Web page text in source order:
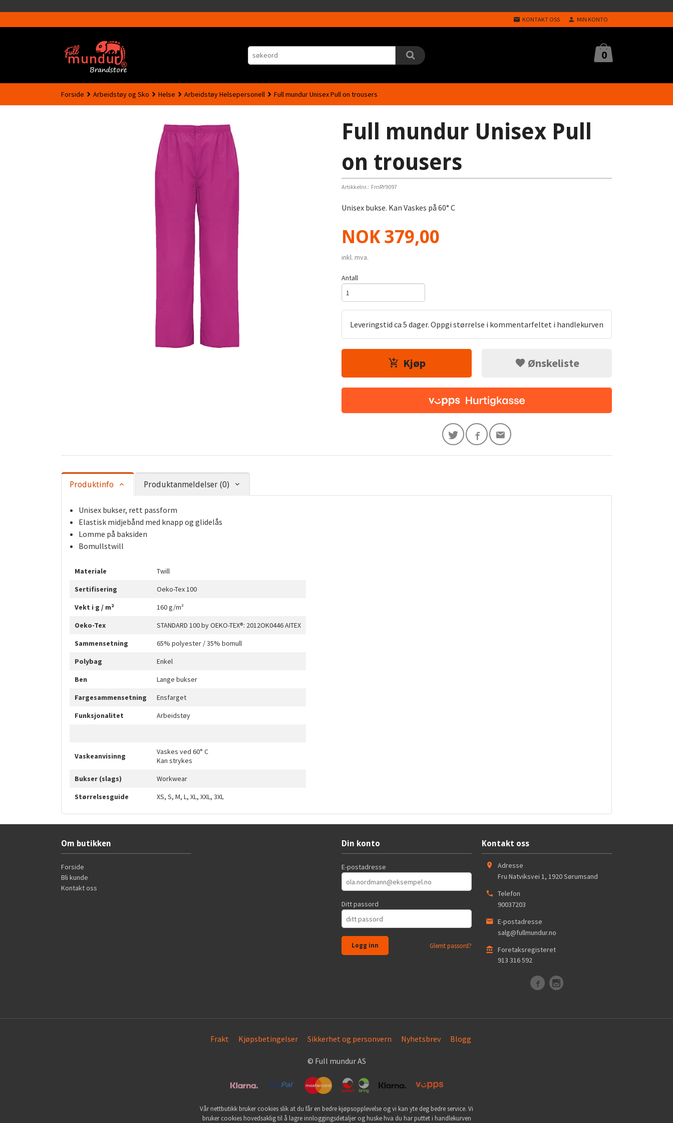
innholdet
KONTAKT OSS MIN KONTO
0
Forside Arbeidstøy og Sko Helse Arbeidstøy Helsepersonell Full mundur Unisex Pull on trousers
Full mundur Unisex Pull
on trousers
Artikkelnr.: FmRY9097
Unisex bukse. Kan Vaskes på 60° C
Pris
NOK379,00
inkl. mva.
Antall
Leveringstid ca 5 dager. Oppgi størrelse i kommentarfeltet i handlekurven
Kjøp Ønskeliste
Produktinfo Produktanmeldelser (0)
Unisex bukser, rett passform
Elastisk midjebånd med knapp og glidelås
Lomme på baksiden
Bomullstwill
Materiale
Twill
Sertifisering
Oeko-Tex 100
Vekt i g / m²
160 g/m²
Oeko-Tex
STANDARD 100 by OEKO-TEX®: 2012OK0446 AITEX
Sammensetning
65% polyester / 35% bomull
Polybag
Enkel
Ben
Lange bukser
Fargesammensetning
Ensfarget
Funksjonalitet
Arbeidstøy
Vaskeanvisinng
Vaskes ved 60° C
Kan strykes
Bukser (slags)
Workwear
Størrelsesguide
XS, S, M, L, XL, XXL, 3XL
Om butikken
Forside
Bli kunde
Kontakt oss
Din konto
E-postadresse
Ditt passord
Glemt passord?
Kontakt oss
Adresse
Fru Natviksvei 1, 1920Sørumsand
Telefon
90037203
E-postadresse
salg@fullmundur.no
Foretaksregisteret
913 316 592
Frakt Kjøpsbetingelser Sikkerhet og personvern Nyhetsbrev Blogg
© Full mundur AS
Vår nettbutikk bruker cookies slik at du får en bedre kjøpsopplevelse og vi kan yte deg bedre service. Vi
bruker cookies hovedsaklig til å lagre innloggingsdetaljer og huske hva du har puttet i handlekurven